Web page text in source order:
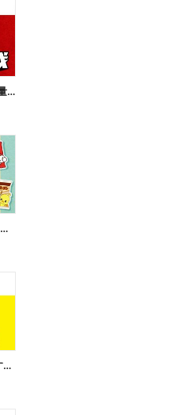
【おトク】お値段そのまま!45%増量作戦!
【サンリオ×メーカーマスコット】オリジナルグッズ貰える!
【おトク】大谷選手ファミマおむすび割